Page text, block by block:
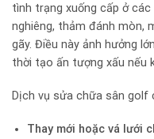
tình trạng xuống cấp ở
nghiêng, thảm đánh mòn,
gãy. Điều này ảnh hưởng
thời tạo ấn tượng xấu nếu
Dịch vụ sửa chữa sân golf
Thay mới hoặc vá lưới